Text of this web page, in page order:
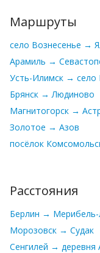
Маршруты
село Вознесенье →
Арамиль →
Усть-Илимск → село
Брянск → Людиново
Магнитогорск →
Золотое → Азов
посёлок
Расстояния
Берлин →
Морозовск → Судак
Сенгилей → деревня